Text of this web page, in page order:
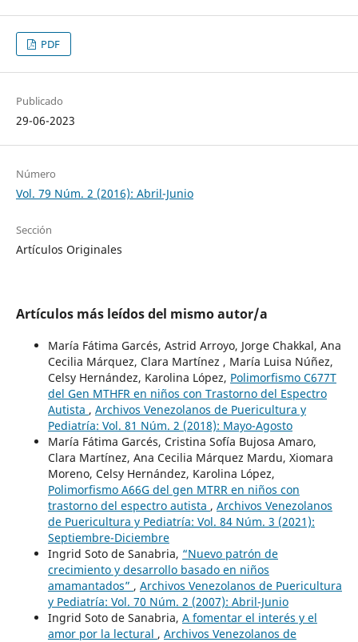
PDF
Publicado
29-06-2023
Número
Vol. 79 Núm. 2 (2016): Abril-Junio
Sección
Artículos Originales
Artículos más leídos del mismo autor/a
María Fátima Garcés, Astrid Arroyo, Jorge Chakkal, Ana
Cecilia Márquez, Clara Martínez , María Luisa Núñez,
Celsy Hernández, Karolina López, Polimorfismo C677T
del Gen MTHFR en niños con Trastorno del Espectro
Autista , Archivos Venezolanos de Puericultura y
Pediatría: Vol. 81 Núm. 2 (2018): Mayo-Agosto
María Fátima Garcés, Cristina Sofía Bujosa Amaro,
Clara Martínez, Ana Cecilia Márquez Mardu, Xiomara
Moreno, Celsy Hernández, Karolina López,
Polimorfismo A66G del gen MTRR en niños con
trastorno del espectro autista , Archivos Venezolanos
de Puericultura y Pediatría: Vol. 84 Núm. 3 (2021):
Septiembre-Diciembre
Ingrid Soto de Sanabria, “Nuevo patrón de
crecimiento y desarrollo basado en niños
amamantados” , Archivos Venezolanos de Puericultura
y Pediatría: Vol. 70 Núm. 2 (2007): Abril-Junio
Ingrid Soto de Sanabria, A fomentar el interés y el
amor por la lectural , Archivos Venezolanos de